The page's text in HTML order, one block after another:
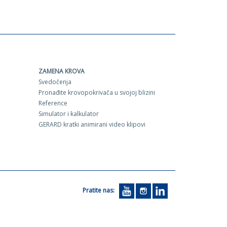
ZAMENA KROVA
Svedočenja
Pronađite krovopokrivača u svojoj blizini
Reference
Simulator i kalkulator
GERARD kratki animirani video klipovi
Pratite nas: